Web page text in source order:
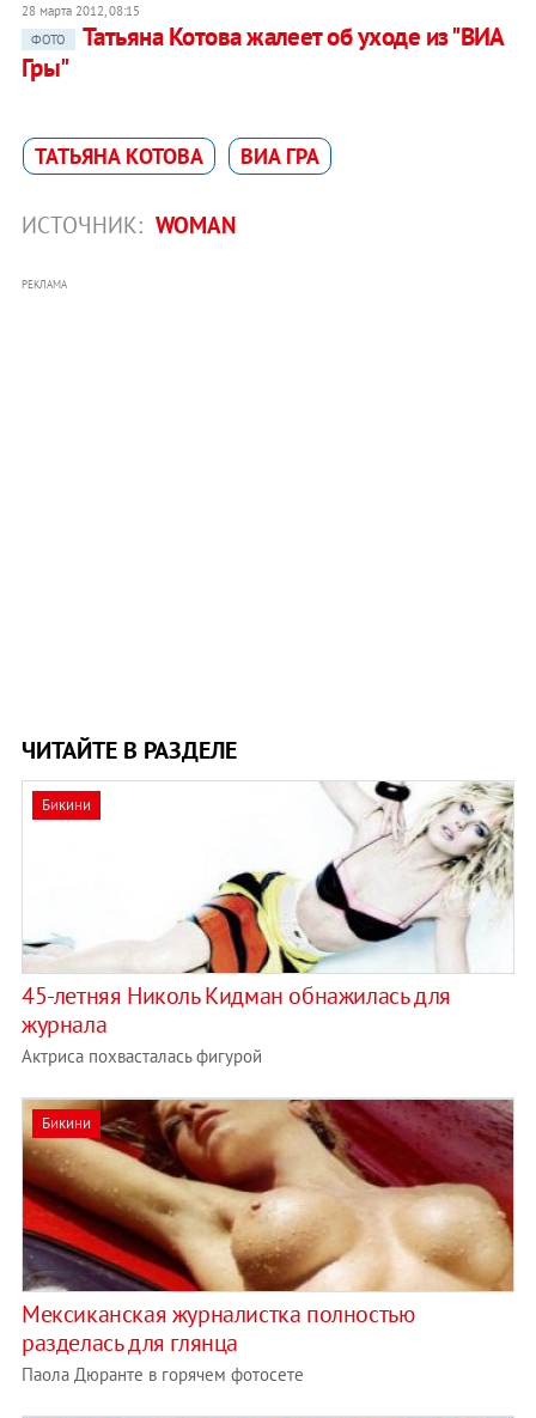
28 марта 2012, 08:15
ФОТО
Татьяна Котова жалеет об уходе из "ВИА
Гры"
ТАТЬЯНА КОТОВА ВИА ГРА
ИСТОЧНИК: WOMAN
РЕКЛАМА
ЧИТАЙТЕ В РАЗДЕЛЕ
Бикини
45-летняя Николь Кидман обнажилась для
журнала
Актриса похвасталась фигурой
Бикини
Мексиканская журналистка полностью
разделась для глянца
Паола Дюранте в горячем фотосете